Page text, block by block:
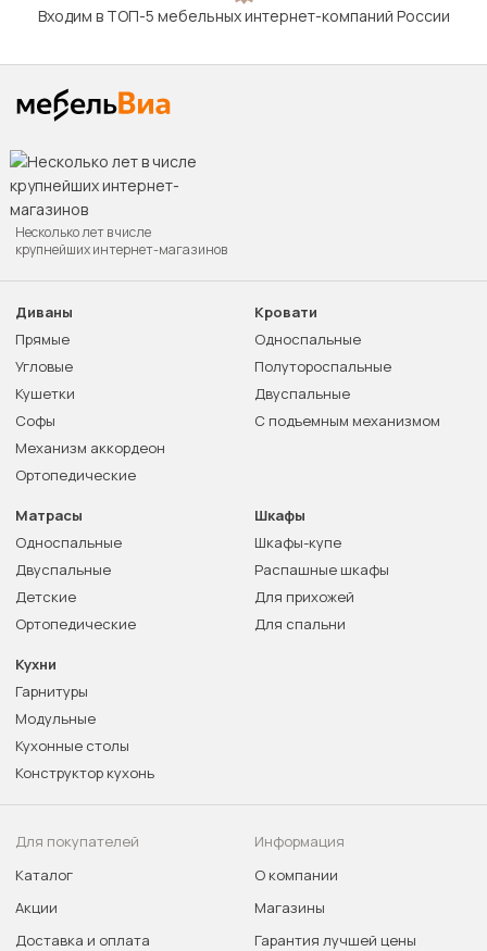
Входим в ТОП-5 мебельных интернет-компаний России
Несколько лет в числе
крупнейших интернет-магазинов
Диваны
Прямые
Угловые
Кушетки
Софы
Механизм аккордеон
Ортопедические
Кровати
Односпальные
Полутороспальные
Двуспальные
С подъемным механизмом
Матрасы
Односпальные
Двуспальные
Детские
Ортопедические
Шкафы
Шкафы-купе
Распашные шкафы
Для прихожей
Для спальни
Кухни
Гарнитуры
Модульные
Кухонные столы
Конструктор кухонь
Для покупателей
Каталог
Акции
Доставка и оплата
Информация
О компании
Магазины
Гарантия лучшей цены